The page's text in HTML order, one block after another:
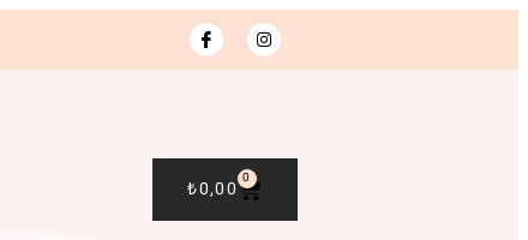
₺0,00 0